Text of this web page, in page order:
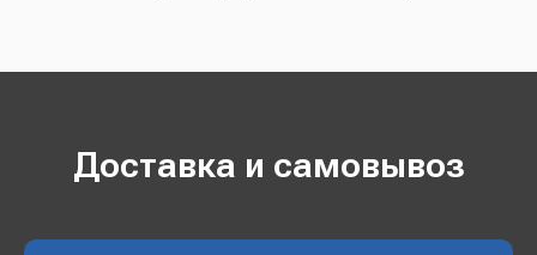
Доставка и самовывоз